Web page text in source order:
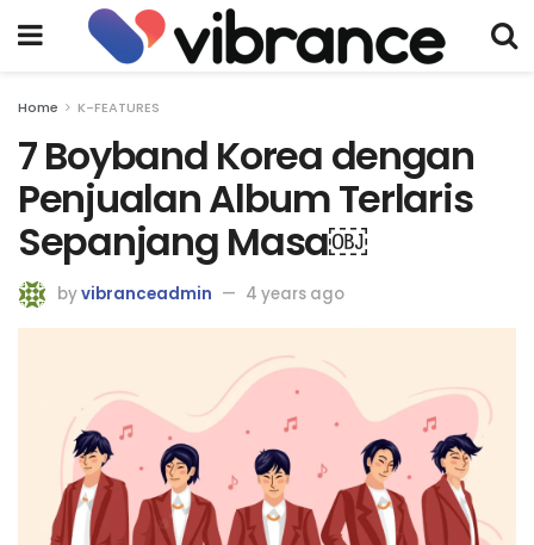
Home K-FEATURES
7 Boyband Korea dengan
Penjualan Album Terlaris
Sepanjang Masa￼
byvibranceadmin 4 years ago